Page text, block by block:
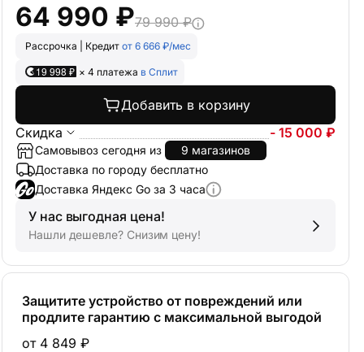
64 990 ₽79 990 ₽
Рассрочка | Кредит от 6 666 ₽/мес
19 998 ₽ × 4 платежа в Сплит
Добавить в корзину
Скидка
- 15 000 ₽
Самовывоз сегодня из
9 магазинов
Доставка по городу бесплатно
Доставка Яндекс Go за 3 часа
У нас выгодная цена!
Нашли дешевле? Снизим цену!
Защитите устройство от повреждений или
продлите гарантию с максимальной выгодой
от 4 849 ₽